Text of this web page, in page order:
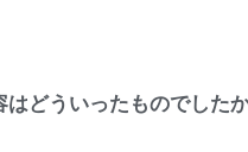
どういったものでした